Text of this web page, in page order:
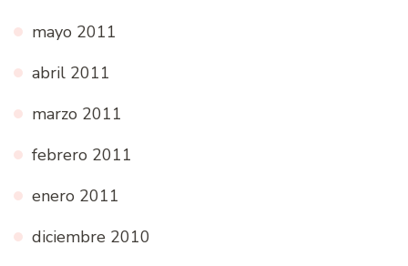
mayo 2011
abril 2011
marzo 2011
febrero 2011
enero 2011
diciembre 2010